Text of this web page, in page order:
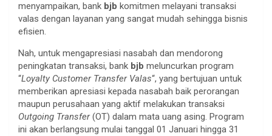
menyampaikan, bank bjb komitmen melayani transaksi
valas dengan layanan yang sangat mudah sehingga bisnis
efisien.
Nah, untuk mengapresiasi nasabah dan mendorong
peningkatan transaksi, bank bjb meluncurkan program
“Loyalty Customer Transfer Valas“, yang bertujuan untuk
memberikan apresiasi kepada nasabah baik perorangan
maupun perusahaan yang aktif melakukan transaksi
Outgoing Transfer(OT) dalam mata uang asing. Program
ini akan berlangsung mulai tanggal 01 Januari hingga 31